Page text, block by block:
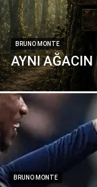
BRUNO MONTE
AYNI AĞACIN
BRUNO MONTE